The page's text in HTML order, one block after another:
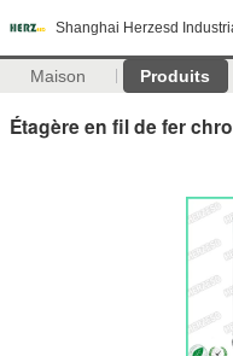
Shanghai Herzesd
Maison Produits
Étagère en fil de fer